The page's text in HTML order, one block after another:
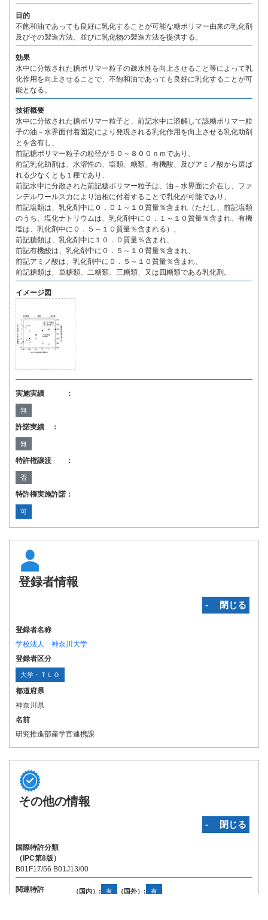
目的
不飽和油であっても良好に乳化することが可能な糖ポリマー由来の乳化剤
及びその製造方法、並びに乳化物の製造方法を提供する。
効果
水中に分散された糖ポリマー粒子の疎水性を向上させること等によって乳
化作用を向上させることで、不飽和油であっても良好に乳化することが可
能となる。
技術概要
水中に分散された糖ポリマー粒子と、前記水中に溶解して該糖ポリマー粒
子の油－水界面付着固定により発現される乳化作用を向上させる乳化助剤
とを含有し、
前記糖ポリマー粒子の粒径が５０～８００ｎｍであり、
前記乳化助剤は、水溶性の、塩類、糖類、有機酸、及びアミノ酸から選ば
れる少なくとも１種であり、
前記水中に分散された前記糖ポリマー粒子は、油－水界面に介在し、ファ
ンデルワールス力により油相に付着することで乳化が可能であり、
前記塩類は、乳化剤中に０．０１～１０質量％含まれ（ただし、前記塩類
のうち、塩化ナトリウムは、乳化剤中に０．１～１０質量％含まれ、有機
塩は、乳化剤中に０．５～１０質量％含まれる）、
前記糖類は、乳化剤中に１０．０質量％含まれ、
前記有機酸は、乳化剤中に０．５～１０質量％含まれ、
前記アミノ酸は、乳化剤中に０．５～１０質量％含まれ、
前記糖類は、単糖類、二糖類、三糖類、又は四糖類である乳化剤。
イメージ図
実施実績 ：
無
許諾実績 ：
無
特許権譲渡 ：
否
特許権実施許諾：
可
登録者情報
‐ 閉じる
登録者名称
学校法人 神奈川大学
登録者区分
大学・ＴＬＯ
都道府県
神奈川県
名前
研究推進部産学官連携課
その他の情報
‐ 閉じる
国際特許分類
（IPC第8版）
B01F17/56 B01J13/00
関連特許 （国内）: 有 （国外）: 有